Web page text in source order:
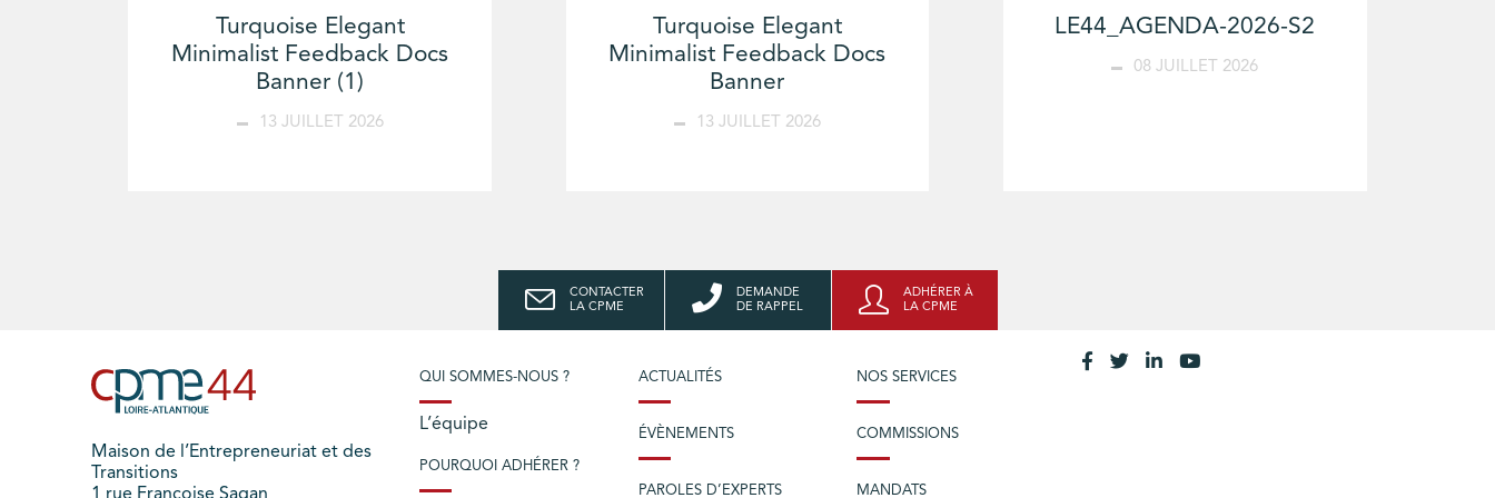
Turquoise Elegant
Minimalist Feedback Docs
Banner (1)
13 JUILLET 2026
Turquoise Elegant
Minimalist Feedback Docs
Banner
13 JUILLET 2026
LE44_AGENDA-2026-S2
08 JUILLET 2026
CONTACTER
LA CPME
DEMANDE
DE RAPPEL
ADHÉRER À
LA CPME
Maison de l’Entrepreneuriat et des
Transitions
1 rue Françoise Sagan
QUI SOMMES-NOUS ?
L’équipe
POURQUOI ADHÉRER ?
ACTUALITÉS
ÉVÈNEMENTS
PAROLES D’EXPERTS
NOS SERVICES
COMMISSIONS
MANDATS